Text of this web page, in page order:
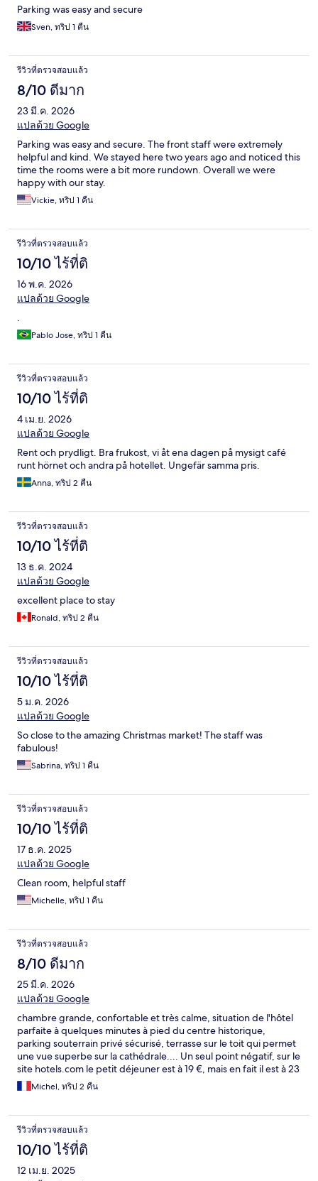
Parking was easy and secure
Sven, ทริป 1 คืน
รีวิวที่ตรวจสอบแล้ว
8/10 ดีมาก
23 มี.ค. 2026
แปลด้วย Google
Parking was easy and secure. The front staff were extremely
helpful and kind. We stayed here two years ago and noticed this
time the rooms were a bit more rundown. Overall we were
happy with our stay.
Vickie, ทริป 1 คืน
รีวิวที่ตรวจสอบแล้ว
10/10 ไร้ที่ติ
16 พ.ค. 2026
แปลด้วย Google
.
Pablo Jose, ทริป 1 คืน
รีวิวที่ตรวจสอบแล้ว
10/10 ไร้ที่ติ
4 เม.ย. 2026
แปลด้วย Google
Rent och prydligt. Bra frukost, vi åt ena dagen på mysigt café
runt hörnet och andra på hotellet. Ungefär samma pris.
Anna, ทริป 2 คืน
รีวิวที่ตรวจสอบแล้ว
10/10 ไร้ที่ติ
13 ธ.ค. 2024
แปลด้วย Google
excellent place to stay
Ronald, ทริป 2 คืน
รีวิวที่ตรวจสอบแล้ว
10/10 ไร้ที่ติ
5 ม.ค. 2026
แปลด้วย Google
So close to the amazing Christmas market! The staff was
fabulous!
Sabrina, ทริป 1 คืน
รีวิวที่ตรวจสอบแล้ว
10/10 ไร้ที่ติ
17 ธ.ค. 2025
แปลด้วย Google
Clean room, helpful staff
Michelle, ทริป 1 คืน
รีวิวที่ตรวจสอบแล้ว
8/10 ดีมาก
25 มี.ค. 2026
แปลด้วย Google
chambre grande, confortable et très calme, situation de l'hôtel
parfaite à quelques minutes à pied du centre historique,
parking souterrain privé sécurisé, terrasse sur le toit qui permet
une vue superbe sur la cathédrale.... Un seul point négatif, sur le
site hotels.com le petit déjeuner est à 19 €, mais en fait il est à 23
€, ce qui est beaucoup trop cher (choix moyen et salle pas
confortable)
Michel, ทริป 2 คืน
รีวิวที่ตรวจสอบแล้ว
10/10 ไร้ที่ติ
12 เม.ย. 2025